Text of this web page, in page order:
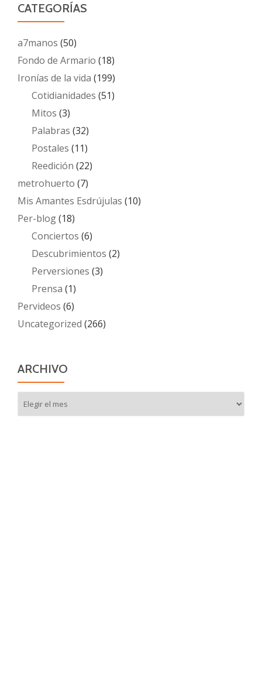
CATEGORÍAS
a7manos (50)
Fondo de Armario (18)
Ironías de la vida (199)
Cotidianidades (51)
Mitos (3)
Palabras (32)
Postales (11)
Reedición (22)
metrohuerto (7)
Mis Amantes Esdrújulas (10)
Per-blog(18)
Conciertos (6)
Descubrimientos (2)
Perversiones (3)
Prensa (1)
Pervideos (6)
Uncategorized (266)
ARCHIVO